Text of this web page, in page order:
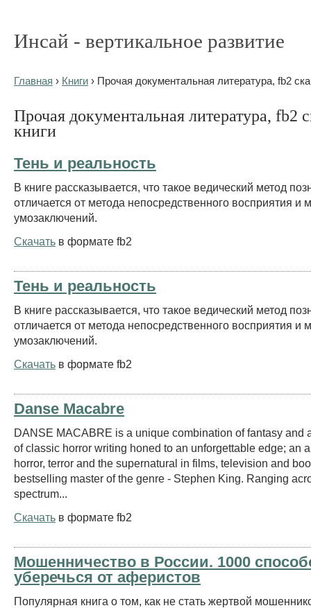
Инсай - вертикальное развитие
Главная › Книги › Прочая документальная литература, fb2
Прочая документальная литература, fb2
книги
Тень и реальность
В книге рассказывается, что такое ведический метод
отличается от метода непосредственного восприятия и
умозаключений.
Скачать в формате fb2
Тень и реальность
В книге рассказывается, что такое ведический метод
отличается от метода непосредственного восприятия и
умозаключений.
Скачать в формате fb2
Danse Macabre
DANSE MACABRE is a unique combination of fantasy and
of classic horror writing honed to an unforgettable edge; an
horror, terror and the supernatural in films, television and
bestselling master of the genre - Stephen King. Ranging
spectrum...
Скачать в формате fb2
Мошенничество в России. 1000
уберечься от аферистов
Популярная книга о том, как не стать жертвой